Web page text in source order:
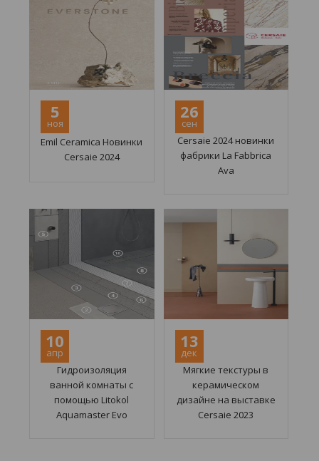
5
ноя
Emil Ceramica Новинки
Cersaie 2024
26
сен
Cersaie 2024 новинки
фабрики La Fabbrica
Ava
10
апр
Гидроизоляция
ванной комнаты с
помощью Litokol
Aquamaster Evo
13
дек
Мягкие текстуры в
керамическом
дизайне на выставке
Cersaie 2023